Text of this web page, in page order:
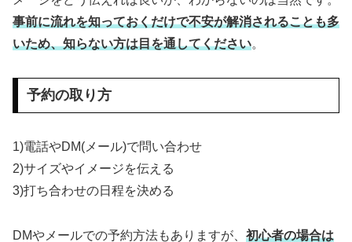
事前に流れを知っておくだけで不安が解消されることも多
いため、知らない方は目を通してください。
予約の取り方
1)電話やDM(メール)で問い合わせ
2)サイズやイメージを伝える
3)打ち合わせの日程を決める
DMやメールでの予約方法もありますが、 初心者の場合は